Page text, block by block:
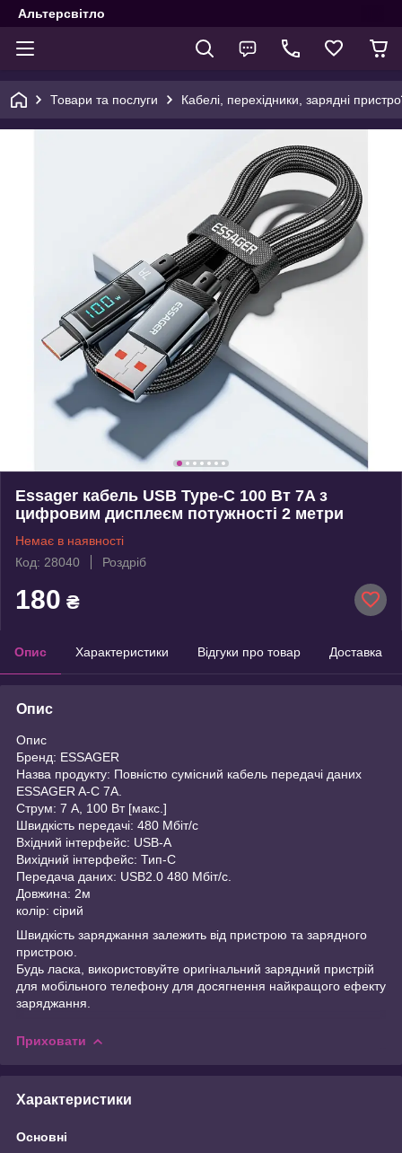
Альтерсвітло
Товари та послуги Кабелі, перехідники, зарядні
Essager кабель USB Type-C 100 Вт 7A з
цифровим дисплеєм потужності 2 метри
Немає в наявності
Код: 28040
Роздріб
180 ₴
Опис Характеристики Відгуки про товар Доставка
Опис
Опис
Бренд: ESSAGER
Назва продукту: Повністю сумісний кабель передачі даних
ESSAGER A-C 7A.
Струм: 7 А, 100 Вт [макс.]
Швидкість передачі: 480 Мбіт/с
Вхідний інтерфейс: USB-A
Вихідний інтерфейс: Тип-C
Передача даних: USB2.0 480 Мбіт/с.
Довжина: 2м
колір: сірий
Швидкість заряджання залежить від пристрою та зарядного
пристрою.
Будь ласка, використовуйте оригінальний зарядний пристрій
для мобільного телефону для досягнення найкращого ефекту
заряджання.
Приховати
Характеристики
Основні